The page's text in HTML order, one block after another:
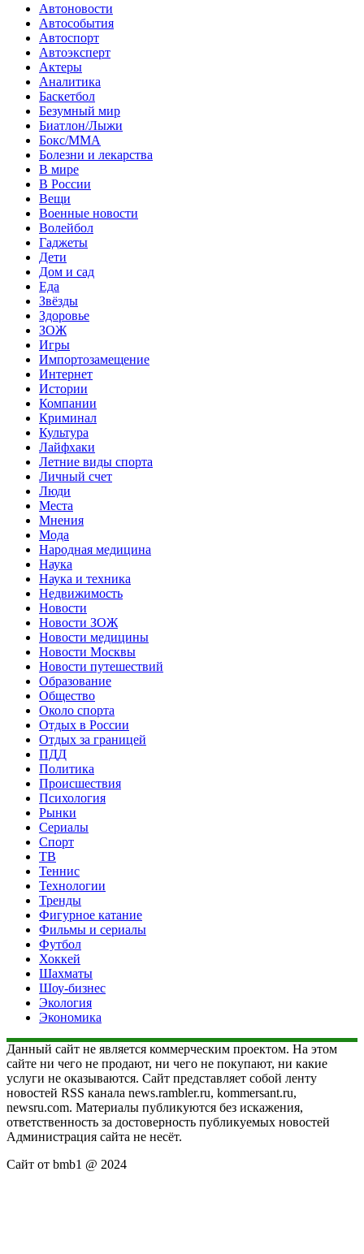
Автоновости
Автособытия
Автоспорт
Автоэксперт
Актеры
Аналитика
Баскетбол
Безумный мир
Биатлон/Лыжи
Бокс/MMA
Болезни и лекарства
В мире
В России
Вещи
Военные новости
Волейбол
Гаджеты
Дети
Дом и сад
Еда
Звёзды
Здоровье
ЗОЖ
Игры
Импортозамещение
Интернет
Истории
Компании
Криминал
Культура
Лайфхаки
Летние виды спорта
Личный счет
Люди
Места
Мнения
Мода
Народная медицина
Наука
Наука и техника
Недвижимость
Новости
Новости ЗОЖ
Новости медицины
Новости Москвы
Новости путешествий
Образование
Общество
Около спорта
Отдых в России
Отдых за границей
ПДД
Политика
Происшествия
Психология
Рынки
Сериалы
Спорт
ТВ
Теннис
Технологии
Тренды
Фигурное катание
Фильмы и сериалы
Футбол
Хоккей
Шахматы
Шоу-бизнес
Экология
Экономика
Данный сайт не является коммерческим проектом. На этом
сайте ни чего не продают, ни чего не покупают, ни какие
услуги не оказываются. Сайт представляет собой ленту
новостей RSS канала news.rambler.ru, kommersant.ru,
newsru.com. Материалы публикуются без искажения,
ответственность за достоверность публикуемых новостей
Администрация сайта не несёт.
Сайт от bmb1 @ 2024